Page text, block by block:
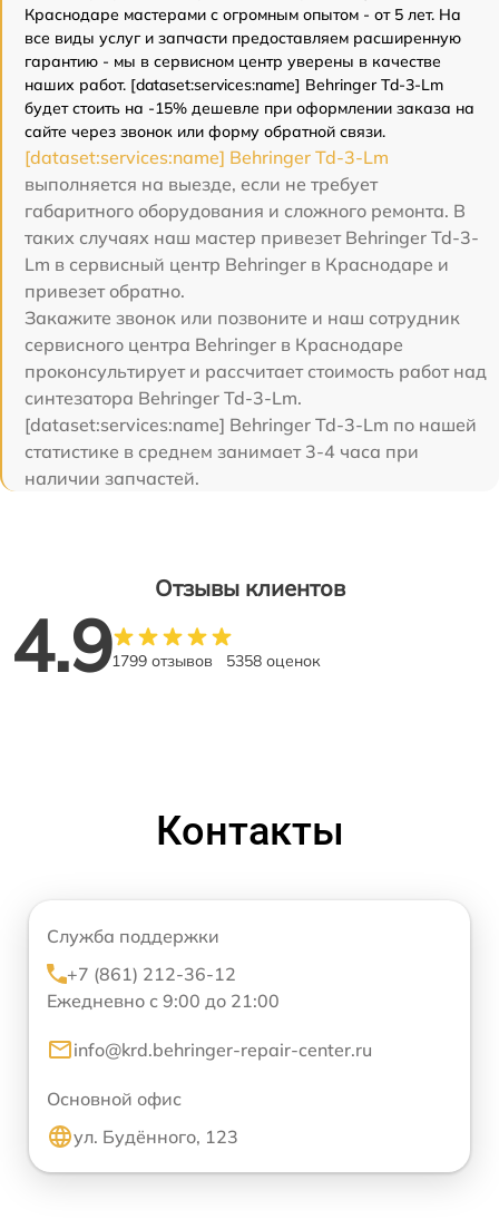
Краснодаре мастерами с огромным опытом - от 5 лет. На
все виды услуг и запчасти предоставляем расширенную
гарантию - мы в сервисном центр уверены в качестве
наших работ. [dataset:services:name] Behringer Td-3-Lm
будет стоить на -15% дешевле при оформлении заказа на
сайте через звонок или форму обратной связи.
[dataset:services:name] Behringer Td-3-Lm
выполняется на выезде, если не требует
габаритного оборудования и сложного ремонта. В
таких случаях наш мастер привезет Behringer Td-3-
Lm в сервисный центр Behringer в Краснодаре и
привезет обратно.
Закажите звонок или позвоните и наш сотрудник
сервисного центра Behringer в Краснодаре
проконсультирует и рассчитает стоимость работ над
синтезатора Behringer Td-3-Lm.
[dataset:services:name] Behringer Td-3-Lm по нашей
статистике в среднем занимает 3-4 часа при
наличии запчастей.
Отзывы клиентов
4.91799 отзывов 5358 оценок
Контакты
Служба поддержки
+7 (861) 212-36-12
Ежедневно с 9:00 до 21:00
info@krd.behringer-repair-center.ru
Основной офис
ул. Будённого, 123